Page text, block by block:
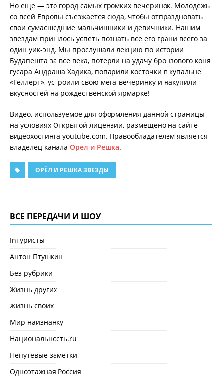
Но еще — это город самых громких вечеринок. Молодежь
со всей Европы съезжается сюда, чтобы отпраздновать
свои сумасшедшие мальчишники и девичники. Нашим
звездам пришлось успеть познать все его грани всего за
один уик-энд. Мы прослушали лекцию по истории
Будапешта за все века, потерли на удачу бронзового коня
гусара Андраша Хадика, попарили косточки в купальне
«Геллерт», устроили свою мега-вечеринку и накупили
вкусностей на рождественской ярмарке!
Видео, используемое для оформления данной страницы
на условиях Открытой лицензии, размещено на сайте
видеохостинга youtube.com. Правообладателем является
владелец канала Орел и Решка.
ОРЁЛ И РЕШКА ЗВЕЗДЫ
ВСЕ ПЕРЕДАЧИ И ШОУ
Inтуристы
Антон Птушкин
Без рубрики
Жизнь других
Жизнь своих
Мир наизнанку
Национальность.ru
Непутевые заметки
Одноэтажная Россия